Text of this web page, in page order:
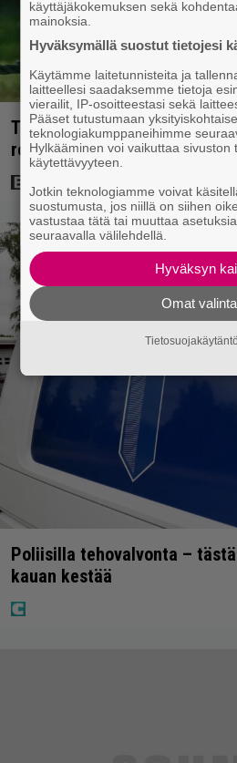
Tuleva videopelielokuva jäi
rooliksi
Poliisilla tehovalvonta –
kauan kestää
käyttäjäkokemuksen sekä
mainoksia.
Hyväksymällä suostut tietojesi
Käytämme laitetunnisteita ja
laitteellesi saadaksemme tietoja
vierailit, IP-osoitteestasi sekä
Pääset tutustumaan
teknologiakumppaneihimme
Hylkääminen voi vaikuttaa sivuston
käytettävyyteen.
Jotkin teknologiamme voivat
suostumusta, jos niillä on siihen
vastustaa tätä tai muuttaa
seuraavalla välilehdellä.
Hyväksyn
Omat